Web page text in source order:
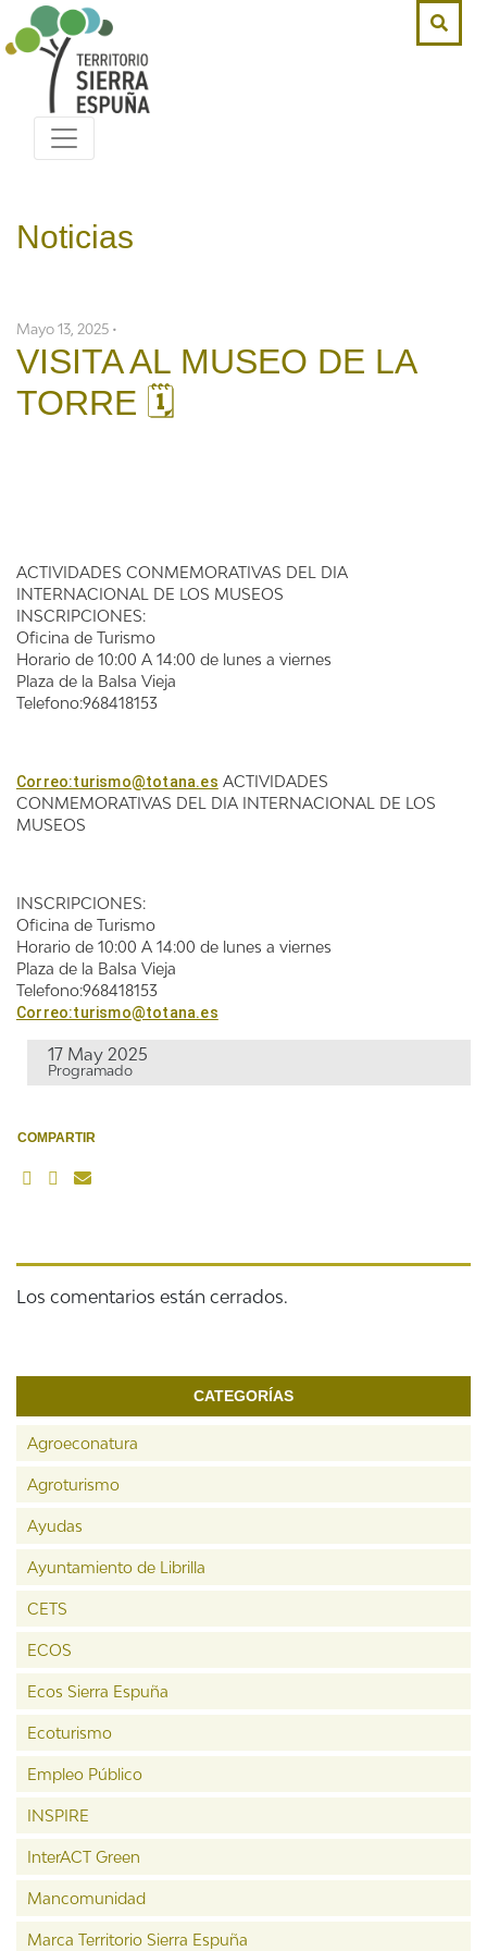
Noticias
Mayo 13, 2025 •
VISITA AL MUSEO DE LA
TORRE 🗓
ACTIVIDADES CONMEMORATIVAS DEL DIA
INTERNACIONAL DE LOS MUSEOS
INSCRIPCIONES:
Oficina de Turismo
Horario de 10:00 A 14:00 de lunes a viernes
Plaza de la Balsa Vieja
Telefono:968418153
Correo:turismo@totana.es ACTIVIDADES
CONMEMORATIVAS DEL DIA INTERNACIONAL DE LOS
MUSEOS
INSCRIPCIONES:
Oficina de Turismo
Horario de 10:00 A 14:00 de lunes a viernes
Plaza de la Balsa Vieja
Telefono:968418153
Correo:turismo@totana.es
17 May 2025
Programado
COMPARTIR
Los comentarios están cerrados.
CATEGORÍAS
Agroeconatura
Agroturismo
Ayudas
Ayuntamiento de Librilla
CETS
ECOS
Ecos Sierra Espuña
Ecoturismo
Empleo Público
INSPIRE
InterACT Green
Mancomunidad
Marca Territorio Sierra Espuña